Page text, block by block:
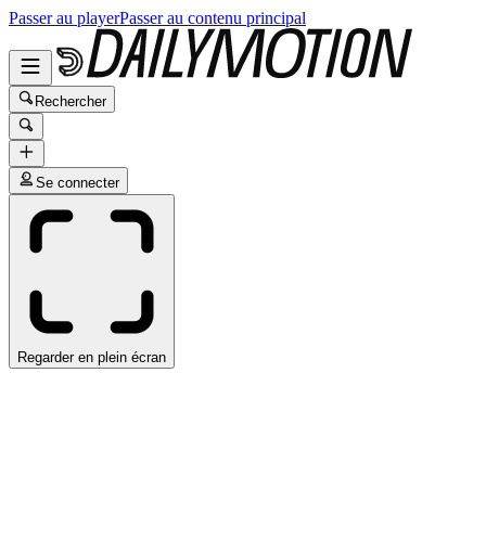
Passer au playerPasser au contenu principal
Rechercher
Se connecter
Regarder en plein écran